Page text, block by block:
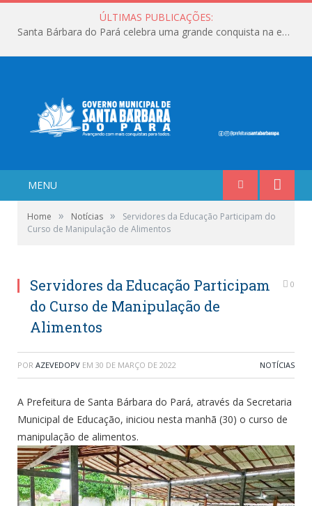
ÚLTIMAS PUBLICAÇÕES:
Santa Bárbara do Pará celebra uma grande conquista na educação!
MENU
Home » Notícias »
Servidores da Educação Participam do
Curso de Manipulação de Alimentos
Servidores da Educação Participam
do Curso de Manipulação de
Alimentos
0
POR AZEVEDOPV EM 30 DE MARÇO DE 2022 NOTÍCIAS
A Prefeitura de Santa Bárbara do Pará, através da Secretaria
Municipal de Educação, iniciou nesta manhã (30) o curso de
manipulação de alimentos.